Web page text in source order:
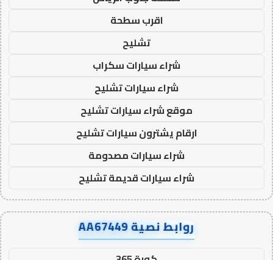
اقرب سطحة
تشليح
شراء سيارات سكراب
شراء سيارات تشليح
موقع شراء سيارات تشليح
ارقام يشترون سيارات تشليح
شراء سيارات مصدومة
شراء سيارات قديمة تشليح
روابط نصية AA67449